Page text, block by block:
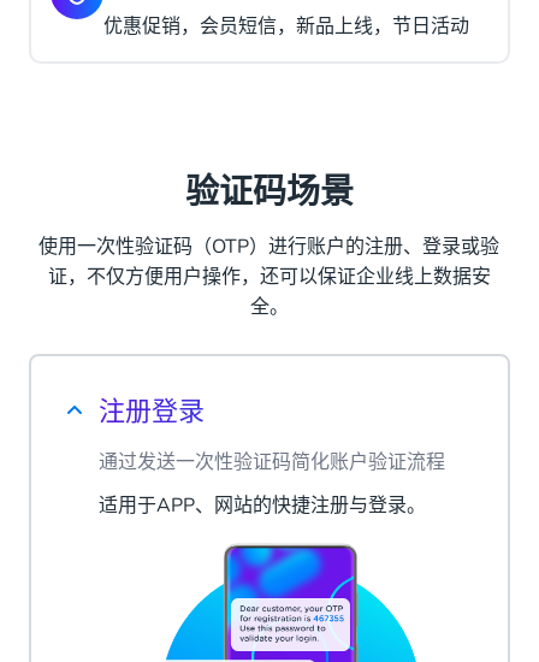
优惠促销，会员短信，新品上线，节日活动
验证码场景
使用一次性验证码（OTP）进行账户的注册、登录或验
证，不仅方便用户操作，还可以保证企业线上数据安
全。
注册登录
通过发送一次性验证码简化账户验证流程
适用于APP、网站的快捷注册与登录。